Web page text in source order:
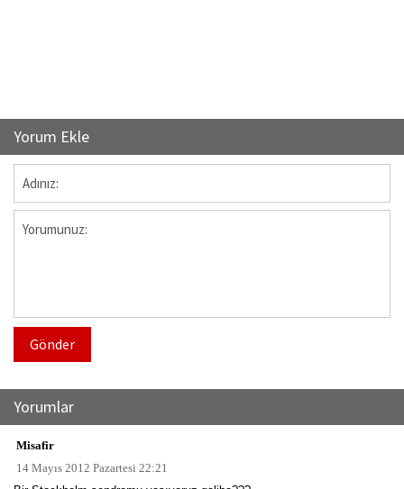
Yorum Ekle
Gönder
Yorumlar
Misafir
14 Mayıs 2012 Pazartesi 22:21